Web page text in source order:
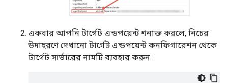
একবার আপনি টার্গেট এন্ডপয়েন্ট শনাক্ত করলে, নিচের
উদাহরণে দেখানো টার্গেট এন্ডপয়েন্ট কনফিগারেশন থেকে
টার্গেট সার্ভারের নামটি ব্যবহার করুন: